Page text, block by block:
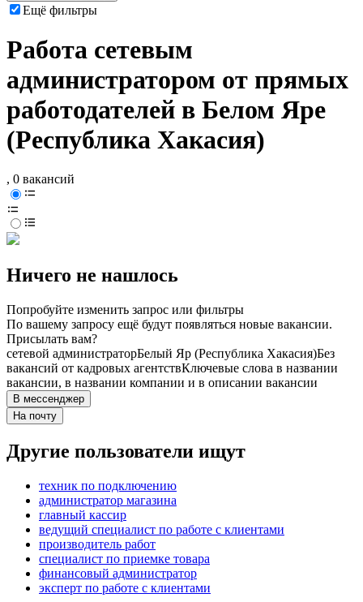
Ещё фильтры
Работа сетевым
администратором от прямых
работодателей в Белом Яре
(Республика Хакасия)
, 0 вакансий
Ничего не нашлось
Попробуйте изменить запрос или фильтры
По вашему запросу ещё будут появляться новые вакансии.
Присылать вам?
сетевой администраторБелый Яр (Республика Хакасия)Без
вакансий от кадровых агентствКлючевые слова в названии
вакансии, в названии компании и в описании вакансии
В мессенджер
На почту
Другие пользователи ищут
техник по подключению
администратор магазина
главный кассир
ведущий специалист по работе с клиентами
производитель работ
специалист по приемке товара
финансовый администратор
эксперт по работе с клиентами